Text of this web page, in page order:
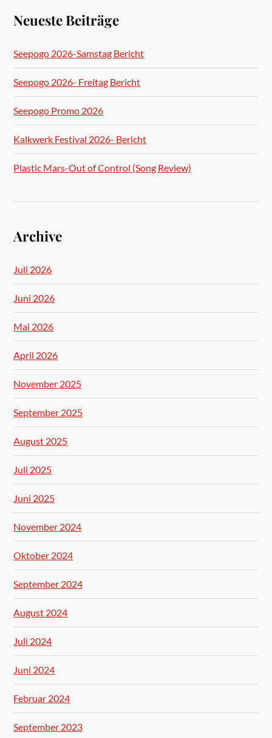
Neueste Beiträge
Seepogo 2026-Samstag Bericht
Seepogo 2026- Freitag Bericht
Seepogo Promo 2026
Kalkwerk Festival 2026- Bericht
Plastic Mars-Out of Control (Song Review)
Archive
Juli 2026
Juni 2026
Mai 2026
April 2026
November 2025
September 2025
August 2025
Juli 2025
Juni 2025
November 2024
Oktober 2024
September 2024
August 2024
Juli 2024
Juni 2024
Februar 2024
September 2023